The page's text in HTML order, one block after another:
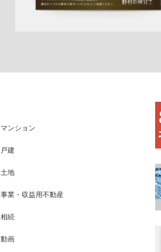
マンション
戸建
土地
事業・収益用不動産
相続
動画